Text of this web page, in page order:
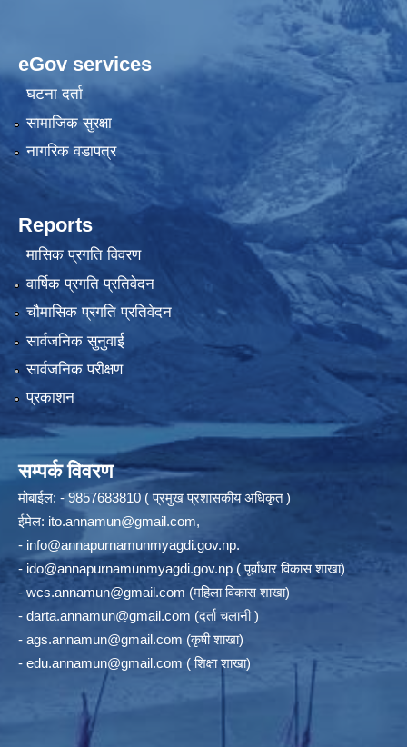
eGov services
घटना दर्ता
सामाजिक सुरक्षा
नागरिक वडापत्र
Reports
मासिक प्रगति विवरण
वार्षिक प्रगति प्रतिवेदन
चौमासिक प्रगति प्रतिवेदन
सार्वजनिक सुनुवाई
सार्वजनिक परीक्षण
प्रकाशन
सम्पर्क विवरण
मोबाईल: - 9857683810 ( प्रमुख प्रशासकीय अधिकृत )
ईमेल: ito.annamun@gmail.com,
- info@annapurnamunmyagdi.gov.np.
- ido@annapurnamunmyagdi.gov.np ( पूर्वाधार विकास शाखा)
- wcs.annamun@gmail.com (महिला विकास शाखा)
- darta.annamun@gmail.com (दर्ता चलानी )
- ags.annamun@gmail.com (कृषी शाखा)
- edu.annamun@gmail.com ( शिक्षा शाखा)